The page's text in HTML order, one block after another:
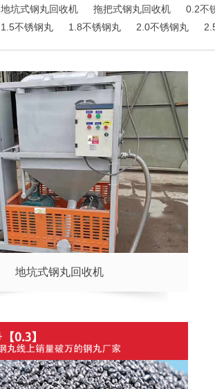
地坑式钢丸回收机 拖把式钢丸回收机 0.2不
1.5不锈钢丸
1.8不锈钢丸 2.0不锈钢丸
地坑式钢丸回收机